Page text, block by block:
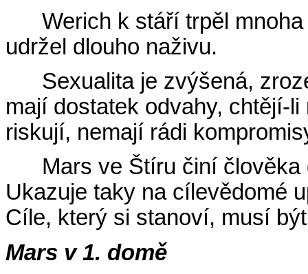
Werich k stáří trpěl
udržel dlouho naživu.
Sexualita je zvýšená,
mají dostatek odvahy, chtějí-
riskují, nemají rádi
Mars ve Štíru činí
Ukazuje taky na cílevědomé
Cíle, který si stanoví, musí
Mars v 1. domě